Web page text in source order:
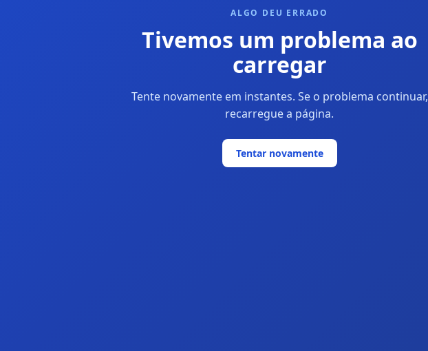
ALGO DEU ERRADO
Tivemos um problema ao
carregar
Tente novamente em instantes. Se o problema continuar,
recarregue a página.
Tentar novamente